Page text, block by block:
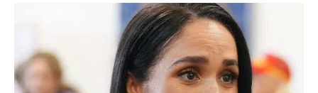
Zvijezde pokazuju da vam dolazi period tokom kojeg biste
mogle ostvariti jedan veoma važan cilj.